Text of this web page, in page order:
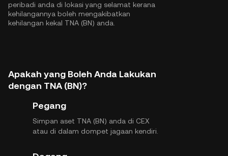
peribadi anda di lokasi yang selamat kerana
kehilangannya boleh mengakibatkan
kehilangan kekal TNA (BN) anda.
Apakah yang Boleh Anda Lakukan
dengan TNA (BN)?
Pegang
Simpan aset TNA (BN) anda di CEX
atau di dalam dompet jagaan kendiri.